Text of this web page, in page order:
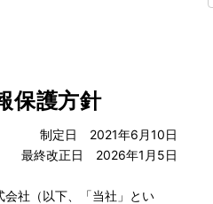
保護方針
制定日 2021年6月10日
最終改正日 2026年1月5日
会社（以下、「当社」とい